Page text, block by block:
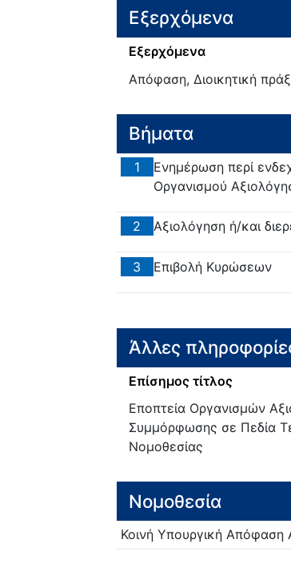
Εξερχόμενα
Εξερχόμενα
Απόφαση, Διοικητική
Βήματα
1
Ενημέρωση περί
Οργανισμού
2 Αξιολόγηση ή/και
3 Επιβολή Κυρώσεων
Άλλες
Επίσημος τίτλος
Εποπτεία Οργανισμών
Συμμόρφωσης σε Πεδία
Νομοθεσίας
Νομοθεσία
Κοινή Υπουργική Απόφαση